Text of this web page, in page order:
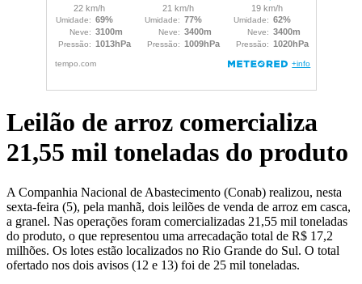
Leilão de arroz comercializa
21,55 mil toneladas do produto
A Companhia Nacional de Abastecimento (Conab) realizou, nesta
sexta-feira (5), pela manhã, dois leilões de venda de arroz em casca,
a granel. Nas operações foram comercializadas 21,55 mil toneladas
do produto, o que representou uma arrecadação total de R$ 17,2
milhões. Os lotes estão localizados no Rio Grande do Sul. O total
ofertado nos dois avisos (12 e 13) foi de 25 mil toneladas.